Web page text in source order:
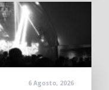
6 Agosto, 2026